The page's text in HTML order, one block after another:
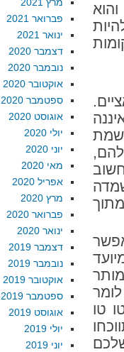
חשוב
לומר
טו טו
פברואר 2021
ינואר 2021
דצמבר 2020
נובמבר 2020
אוקטובר 2020
ספטמבר 2020
אוגוסט 2020
יולי 2020
יוני 2020
מאי 2020
אפריל 2020
מרץ 2020
פברואר 2020
ינואר 2020
דצמבר 2019
נובמבר 2019
אוקטובר 2019
ספטמבר 2019
אוגוסט 2019
יולי 2019
יוני 2019